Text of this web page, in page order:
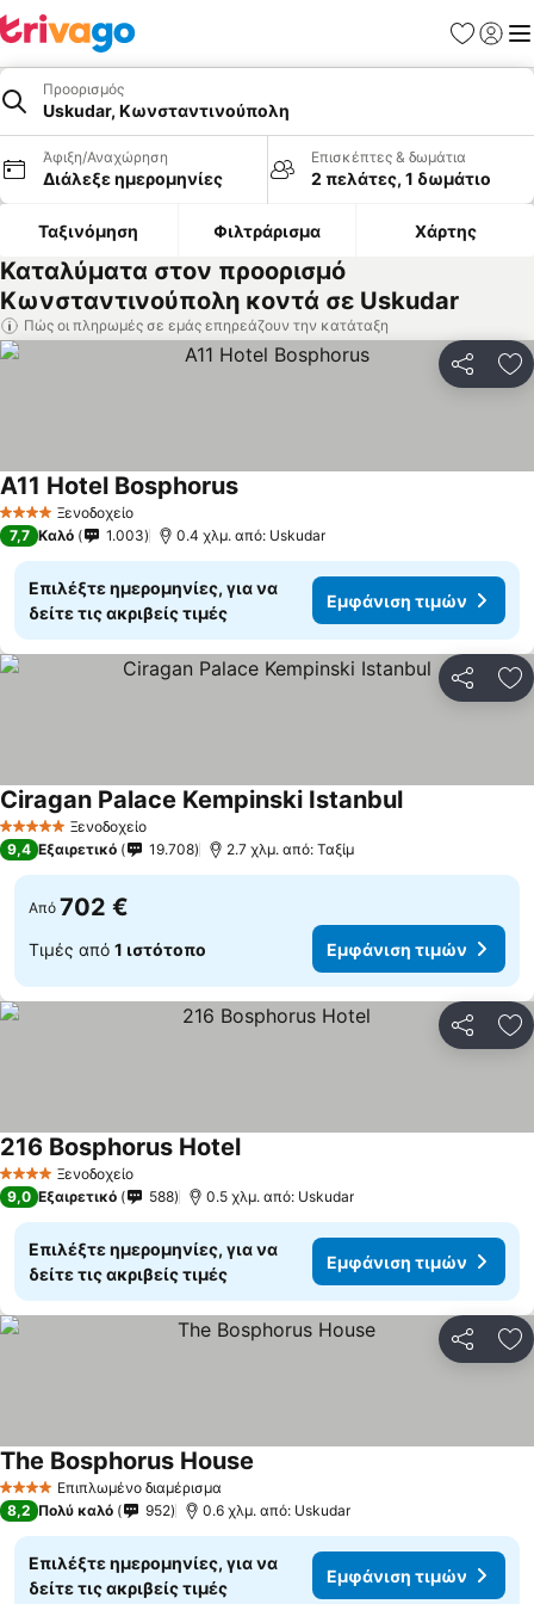
Προορισμός
Uskudar, Κωνσταντινούπολη
Άφιξη/Αναχώρηση
Διάλεξε ημερομηνίες
Επισκέπτες & δωμάτια
2 πελάτες, 1 δωμάτιο
Ταξινόμηση Φιλτράρισμα Χάρτης
Καταλύματα στον προορισμό
Κωνσταντινούπολη κοντά σε Uskudar
Πώς οι πληρωμές σε εμάς επηρεάζουν την κατάταξη
4 ΑστέριαΞενοδοχείο
A11 Hotel BosphorusΕμφάνιση τιμών
7,7 Καλό 1.003 0.4 χλμ. από: Uskudar
Επιλέξτε ημερομηνίες, για να
δείτε τις ακριβείς τιμές
Εμφάνιση τιμών
5 Αστέρια Ξενοδοχείο
Ciragan Palace Kempinski IstanbulΕμφάνιση
9,4 Εξαιρετικό 19.708 2.7 χλμ. από: Ταξίμ
Από 702 €
Τιμές από 1 ιστότοπο Εμφάνιση τιμών
4 ΑστέριαΞενοδοχείο
216 Bosphorus HotelΕμφάνιση τιμών
9,0 Εξαιρετικό 588 0.5 χλμ. από: Uskudar
Επιλέξτε ημερομηνίες, για να
δείτε τις ακριβείς τιμές
Εμφάνιση τιμών
4 ΑστέριαΕπιπλωμένο διαμέρισμα
The Bosphorus House
8,2 Πολύ καλό 952 0.6 χλμ. από: Uskudar
Επιλέξτε ημερομηνίες, για να
δείτε τις ακριβείς τιμές
Εμφάνιση τιμών